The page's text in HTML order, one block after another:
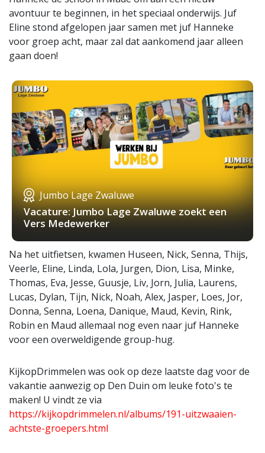
avontuur te beginnen, in het speciaal onderwijs. Juf
Eline stond afgelopen jaar samen met juf Hanneke
voor groep acht, maar zal dat aankomend jaar alleen
gaan doen!
Jumbo Lage Zwaluwe
Vacature: Jumbo Lage Zwaluwe zoekt een
Vers Medewerker
Na het uitfietsen, kwamen Huseen, Nick, Senna, Thijs,
Veerle, Eline, Linda, Lola, Jurgen, Dion, Lisa, Minke,
Thomas, Eva, Jesse, Guusje, Liv, Jorn, Julia, Laurens,
Lucas, Dylan, Tijn, Nick, Noah, Alex, Jasper, Loes, Jor,
Donna, Senna, Loena, Danique, Maud, Kevin, Rink,
Robin en Maud allemaal nog even naar juf Hanneke
voor een overweldigende group-hug.
KijkopDrimmelen was ook op deze laatste dag voor de
vakantie aanwezig op Den Duin om leuke foto's te
maken! U vindt ze via
https://kijkopdrimmelen.nl/albums/191-uitzwaaien-
achtste-groepers.html